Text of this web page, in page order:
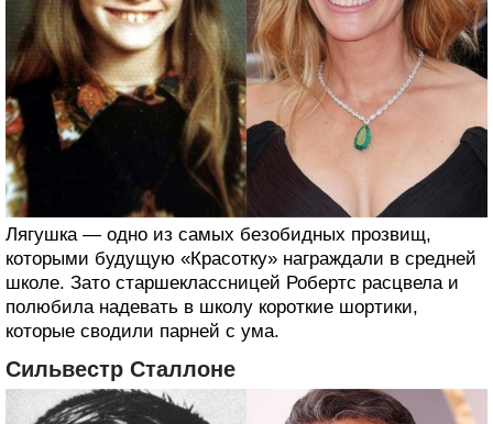
Лягушка — одно из самых безобидных прозвищ,
которыми будущую «Красотку» награждали в средней
школе. Зато старшеклассницей Робертс расцвела и
полюбила надевать в школу короткие шортики,
которые сводили парней с ума.
Сильвестр Сталлоне